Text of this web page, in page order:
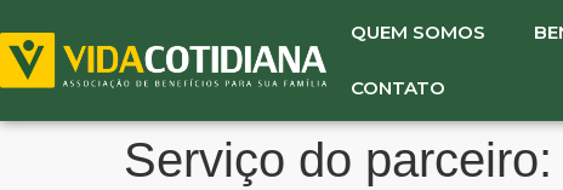
QUEM SOMOS
CONTATO
Serviço do parceiro: